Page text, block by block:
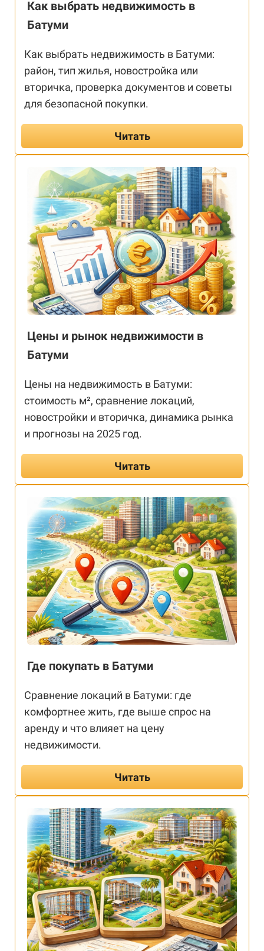
Как выбрать недвижимость в
Батуми
Как выбрать недвижимость в Батуми:
район, тип жилья, новостройка или
вторичка, проверка документов и советы
для безопасной покупки.
Читать
Цены и рынок недвижимости в
Батуми
Цены на недвижимость в Батуми:
стоимость м², сравнение локаций,
новостройки и вторичка, динамика рынка
и прогнозы на 2025 год.
Читать
Где покупать в Батуми
Сравнение локаций в Батуми: где
комфортнее жить, где выше спрос на
аренду и что влияет на цену
недвижимости.
Читать